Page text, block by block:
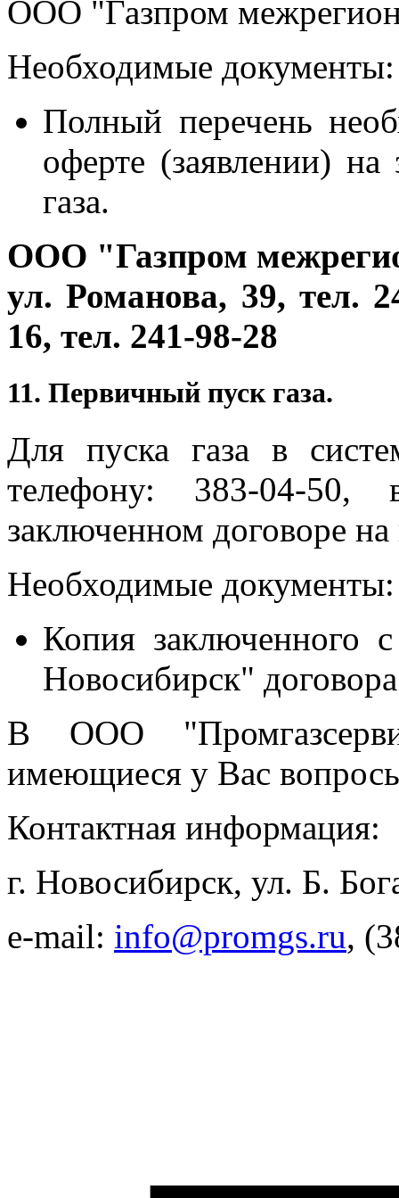
ООО "Газпром
Необходимые документы:
Полный перечень
оферте (заявлении) на
газа.
ООО "Газпром
ул.Романова, 39, тел.
16, тел. 241-98-28
11. Первичный пуск газа.
Для пуска газа в
телефону: 383-04-
заключенном договоре на
Необходимые документы:
Копия заключенного
Новосибирск"
В ООО
имеющиеся у Вас
Контактная информация:
г. Новосибирск, ул. Б.
e-mail: info@promgs.ru,